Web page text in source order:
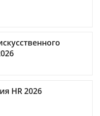
HR 2026